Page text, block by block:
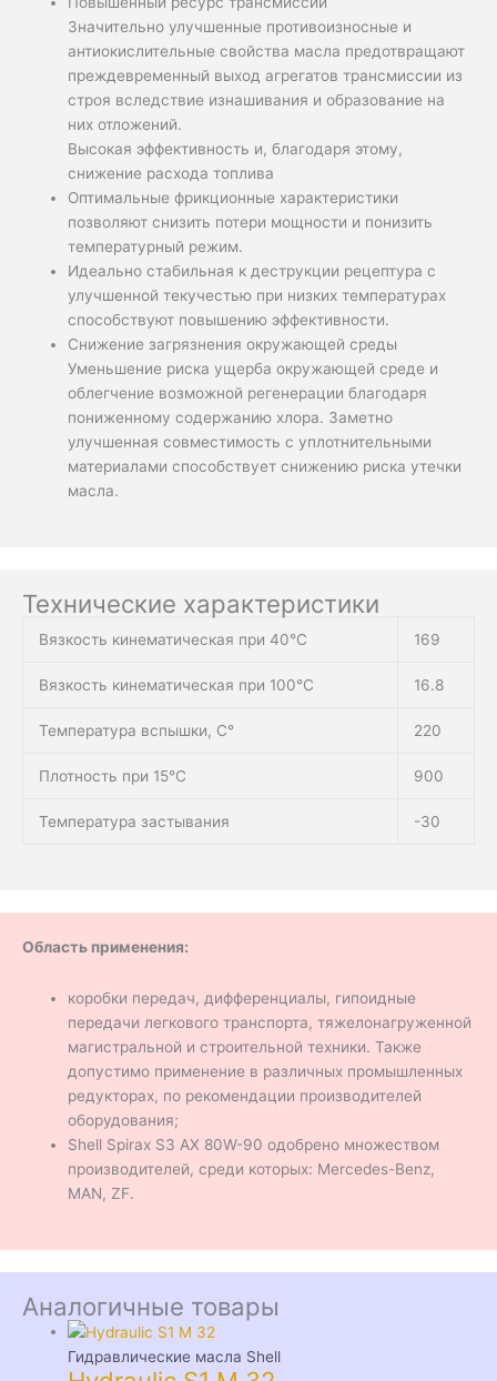
Значительно улучшенные противоизносные и
антиокислительные свойства масла предотвращают
преждевременный выход агрегатов трансмиссии из
строя вследствие изнашивания и образование на
них отложений.
Высокая эффективность и, благодаря этому,
снижение расхода топлива
Оптимальные фрикционные характеристики
позволяют снизить потери мощности и понизить
температурный режим.
Идеально стабильная к деструкции рецептура с
улучшенной текучестью при низких температурах
способствуют повышению эффективности.
Снижение загрязнения окружающей среды
Уменьшение риска ущерба окружающей среде и
облегчение возможной регенерации благодаря
пониженному содержанию хлора. Заметно
улучшенная совместимость с уплотнительными
материалами способствует снижению риска утечки
масла.
Технические характеристики
Вязкость кинематическая при 40°С 169
Вязкость кинематическая при 100°С 16.8
Температура вспышки, С° 220
Плотность при 15°C 900
Температура застывания -30
Область применения:
коробки передач, дифференциалы, гипоидные
передачи легкового транспорта, тяжелонагруженной
магистральной и строительной техники. Также
допустимо применение в различных промышленных
редукторах, по рекомендации производителей
оборудования;
Shell Spirax S3 AX 80W-90 одобрено множеством
производителей, среди которых: Mercedes-Benz,
MAN, ZF.
Аналогичные товары
Гидравлические масла Shell